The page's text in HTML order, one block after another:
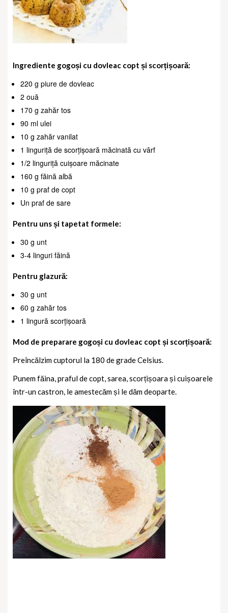
Ingrediente gogoși cu dovleac copt și scorțișoară:
220 g piure de dovleac
2 ouă
170 g zahăr tos
90 ml ulei
10 g zahăr vanilat
1 linguriță de scorțișoară măcinată cu vârf
1/2 linguriță cuișoare măcinate
160 g făină albă
10 g praf de copt
Un praf de sare
Pentru uns și tapetat formele:
30 g unt
3-4 linguri făină
Pentru glazură:
30 g unt
60 g zahăr tos
1 lingură scorțișoară
Mod de preparare gogoși cu dovleac copt și scorțișoară:
Preîncălzim cuptorul la 180 de grade Celsius.
Punem făina, praful de copt, sarea, scorțișoara și cuișoarele
într-un castron, le amestecăm și le dăm deoparte.